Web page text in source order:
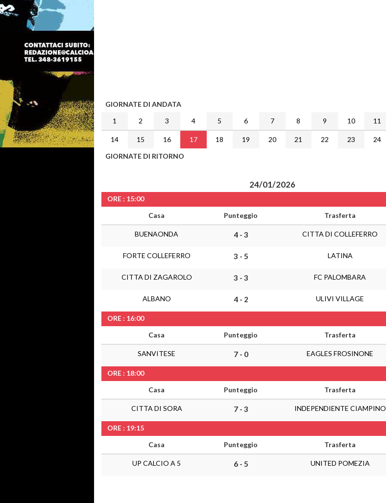
GIORNATE DI ANDATA
1
2 3 4 5 6 7 8 9 10 11
14 15 16 17 18 19 20 21 22 23 24
GIORNATE DI RITORNO
24/01/2026
ORE : 15:00
Casa
Punteggio Trasferta
BUENAONDA 4 - 3 CITTA DI COLLEFERRO
FORTE COLLEFERRO 3 - 5 LATINA
CITTA DI ZAGAROLO 3 - 3 FC PALOMBARA
ALBANO 4 - 2 ULIVI VILLAGE
ORE : 16:00
Casa
Punteggio Trasferta
SANVITESE 7 - 0 EAGLES FROSINONE
ORE : 18:00
Casa
Punteggio Trasferta
CITTA DI SORA 7 - 3 INDEPENDIENTE CIAMPINO
ORE : 19:15
Casa
Punteggio Trasferta
UP CALCIO A 5 6 - 5 UNITED POMEZIA